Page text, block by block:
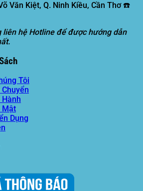
Văn Kiệt, Q. Ninh Kiều, Cần Thơ ☎️
liên hệ Hotline để được hướng dẫn
Tôi
Hành
Mật
Dụng